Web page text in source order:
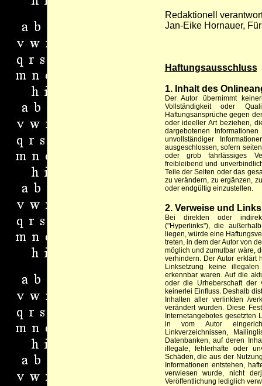
Redaktionell
Jan-Eike Hornauer,
Haftungsausschluss
1. Inhalt des
Der Autor übernimmt
Vollständigkeit oder
Haftungsansprüche gegen
oder ideeller Art beziehen,
dargebotenen
unvollständiger
ausgeschlossen, sofern
oder grob fahrlässiges
freibleibend und
Teile der Seiten oder das
zu verändern, zu ergänzen,
oder endgültig einzustellen.
2. Verweise und Links
Bei direkten oder
("Hyperlinks"), die
liegen, würde eine
treten, in dem der Autor von
möglich und zumutbar wäre,
verhindern. Der Autor erklärt
Linksetzung keine
erkennbar waren. Auf die
oder die Urheberschaft der
keinerlei Einfluss. Deshalb
Inhalten aller verlinkten /
verändert wurden. Diese
Internetangebotes gesetzten
in vom Autor
Linkverzeichnissen,
Datenbanken, auf deren
illegale, fehlerhafte oder
Schäden, die aus der
Informationen entstehen,
verwiesen wurde, nicht
Veröffentlichung lediglich